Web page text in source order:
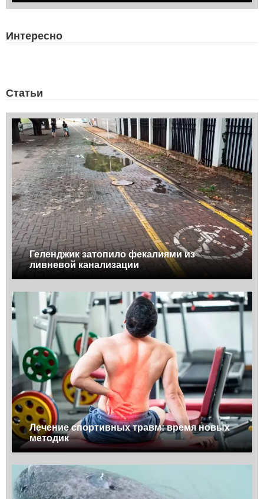
Интересно
Статьи
Геленджик затопило фекалиями из
ливневой канализации
Лечение спортивных травм: время новых
методик